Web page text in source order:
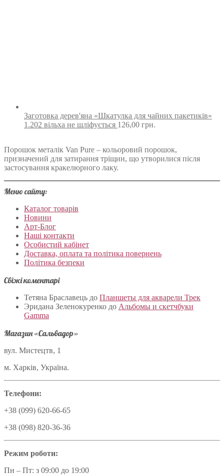
Заготовка дерев'яна «Шкатулка для чайних пакетиків»
1.202 вільха не шліфується 126,00 грн.
Порошок металік Van Pure – кольоровий порошок,
призначений для затирання тріщин, що утворилися після
застосування кракелюрного лаку.
Меню сайту:
Каталог товарів
Новини
Арт-Блог
Наші контакти
Особистий кабінет
Доставка, оплата та політика повернень
Політика безпеки
Свіжі коментарі
Тетяна Браславець до Планшеты для акварели Трек
Эридана Зеленокуренко до Альбомы и скетчбуки
Gamma
Магазин «Сальвадор»
вул. Мистецтв, 1
м. Харків, Україна.
Телефони:
+38 (099) 620-66-65
+38 (098) 820-36-36
Режим роботи:
Пн – Пт: з 09:00 до 19:00